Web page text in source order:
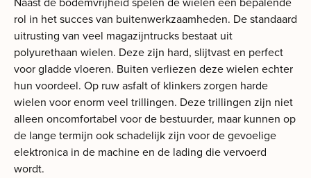
rol in het succes van buitenwerkzaamheden. De standaard
uitrusting van veel magazijntrucks bestaat uit
polyurethaan wielen. Deze zijn hard, slijtvast en perfect
voor gladde vloeren. Buiten verliezen deze wielen echter
hun voordeel. Op ruw asfalt of klinkers zorgen harde
wielen voor enorm veel trillingen. Deze trillingen zijn niet
alleen oncomfortabel voor de bestuurder, maar kunnen op
de lange termijn ook schadelijk zijn voor de gevoelige
elektronica in de machine en de lading die vervoerd
wordt.